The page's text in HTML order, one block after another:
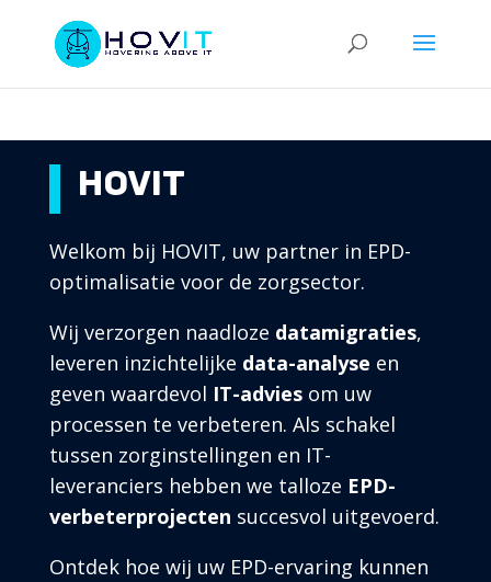
HOVIT
Welkom bij HOVIT, uw partner in EPD-
optimalisatie voor de zorgsector.
Wij verzorgen naadloze datamigraties,
leveren inzichtelijke data-analyse en
geven waardevol IT-adviesom uw
processen te verbeteren. Als schakel
tussen zorginstellingen en IT-
leveranciers hebben we talloze EPD-
verbeterprojecten succesvol uitgevoerd.
Ontdek hoe wij uw EPD-ervaring kunnen